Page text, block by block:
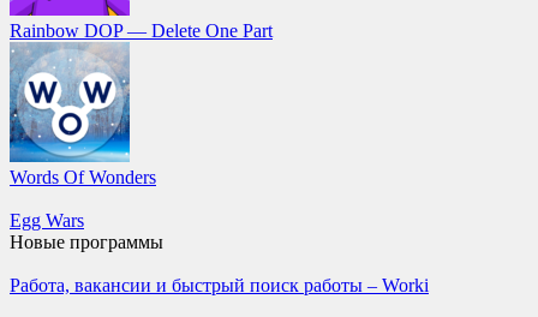
Rainbow DOP — Delete One Part
Words Of Wonders
Egg Wars
Новые программы
Работа, вакансии и быстрый поиск работы – Worki